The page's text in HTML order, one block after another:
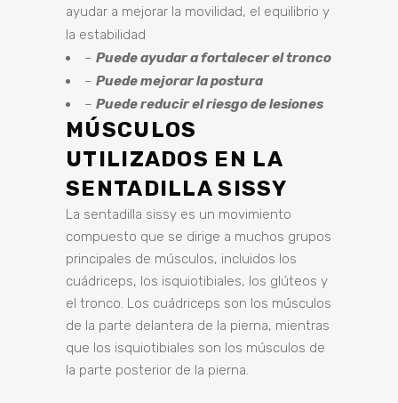
ayudar a mejorar la movilidad, el equilibrio y
la estabilidad
– Puede ayudar a fortalecer el tronco
– Puede mejorar la postura
– Puede reducir el riesgo de lesiones
MÚSCULOS
UTILIZADOS EN LA
SENTADILLA SISSY
La sentadilla sissy es un movimiento
compuesto que se dirige a muchos grupos
principales de músculos, incluidos los
cuádriceps, los isquiotibiales, los glúteos y
el tronco. Los cuádriceps son los músculos
de la parte delantera de la pierna, mientras
que los isquiotibiales son los músculos de
la parte posterior de la pierna.